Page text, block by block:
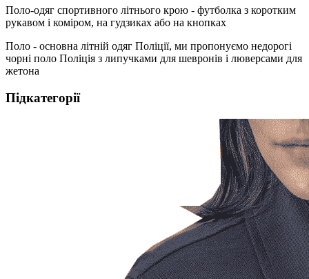
Поло-одяг спортивного літнього крою - футболка з коротким
рукавом і коміром, на гудзиках або на кнопках
Поло - основна літній одяг Поліції, ми пропонуємо недорогі
чорні поло Поліція з липучками для шевронів і люверсами для
жетона
Підкатегорії